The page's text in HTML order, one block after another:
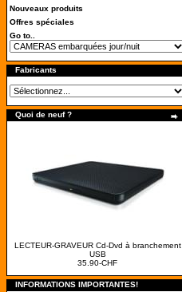
Nouveaux produits
Offres spéciales
Go to..
Fabricants
Quoi de neuf ?
LECTEUR-GRAVEUR Cd-Dvd à branchement
USB
35.90-CHF
INFORMATIONS IMPORTANTES!